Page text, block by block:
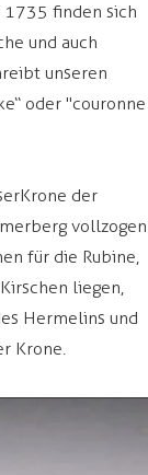
finden sich
und auch
unseren
oder "couronne
der
vollzogen
für die Rubine,
liegen,
Hermelins und
Krone.